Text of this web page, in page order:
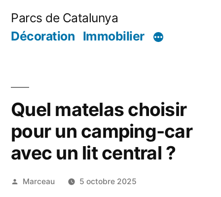
Parcs de Catalunya
Décoration Immobilier
Quel matelas choisir
pour un camping-car
avec un lit central ?
Publié
Marceau 5 octobre 2025